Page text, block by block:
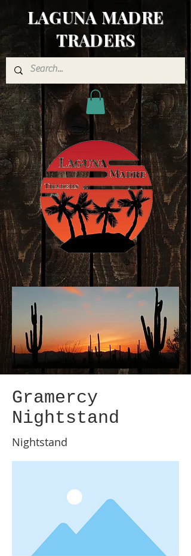
LAGUNA MADRE
TRADERS
Gramercy
Nightstand
Nightstand